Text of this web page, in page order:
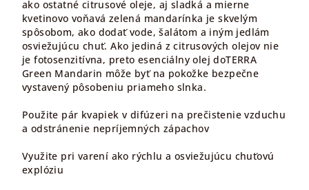
ako ostatné citrusové oleje, aj sladká a mierne
kvetinovo voňavá zelená mandarínka je skvelým
spôsobom, ako dodať vode, šalátom a iným jedlám
osviežujúcu chuť. Ako jediná z citrusových olejov nie
je fotosenzitívna, preto esenciálny olej doTERRA
Green Mandarin môže byť na pokožke bezpečne
vystavený pôsobeniu priameho slnka.
Použite pár kvapiek v difúzeri na prečistenie vzduchu
a odstránenie nepríjemných zápachov
Využite pri varení ako rýchlu a osviežujúcu chuťovú
explóziu